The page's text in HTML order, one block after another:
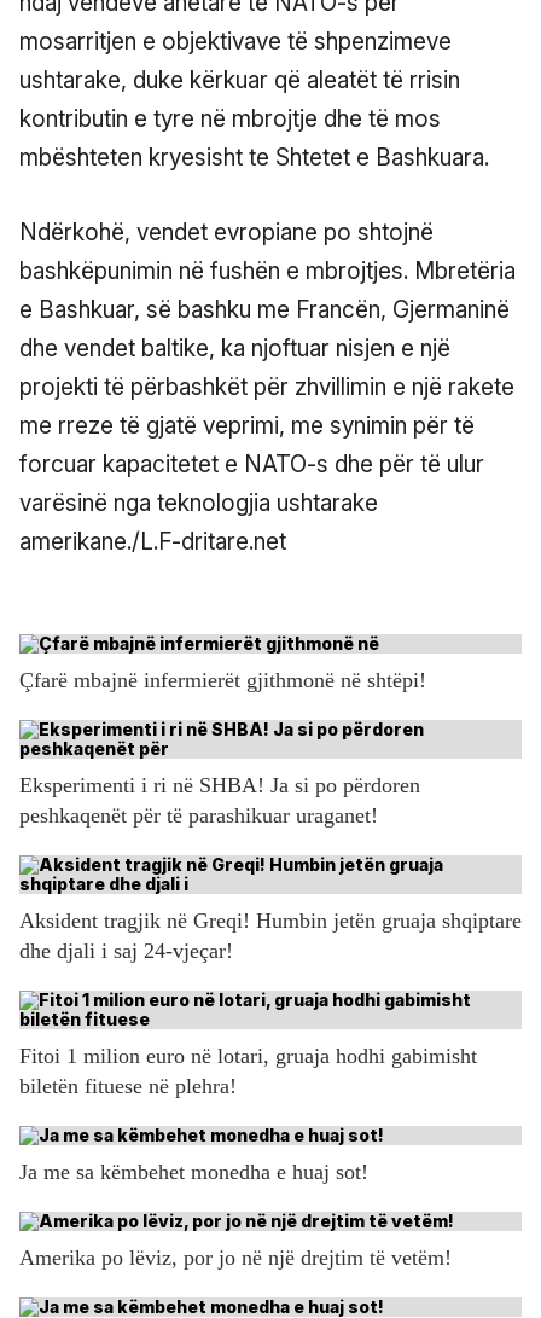
mosarritjen e objektivave të shpenzimeve
ushtarake, duke kërkuar që aleatët të rrisin
kontributin e tyre në mbrojtje dhe të mos
mbështeten kryesisht te Shtetet e Bashkuara.
Ndërkohë, vendet evropiane po shtojnë
bashkëpunimin në fushën e mbrojtjes. Mbretëria
e Bashkuar, së bashku me Francën, Gjermaninë
dhe vendet baltike, ka njoftuar nisjen e një
projekti të përbashkët për zhvillimin e një rakete
me rreze të gjatë veprimi, me synimin për të
forcuar kapacitetet e NATO-s dhe për të ulur
varësinë nga teknologjia ushtarake
amerikane./L.F-dritare.net
Çfarë mbajnë infermierët gjithmonë në shtëpi!
Eksperimenti i ri në SHBA! Ja si po përdoren
peshkaqenët për të parashikuar uraganet!
Aksident tragjik në Greqi! Humbin jetën gruaja shqiptare
dhe djali i saj 24-vjeçar!
Fitoi 1 milion euro në lotari, gruaja hodhi gabimisht
biletën fituese në plehra!
Ja me sa këmbehet monedha e huaj sot!
Amerika po lëviz, por jo në një drejtim të vetëm!